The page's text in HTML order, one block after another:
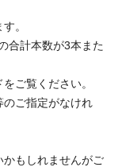
。
合計本数が3本また
をご覧ください。
ご指定がなけれ
かもしれませんがご